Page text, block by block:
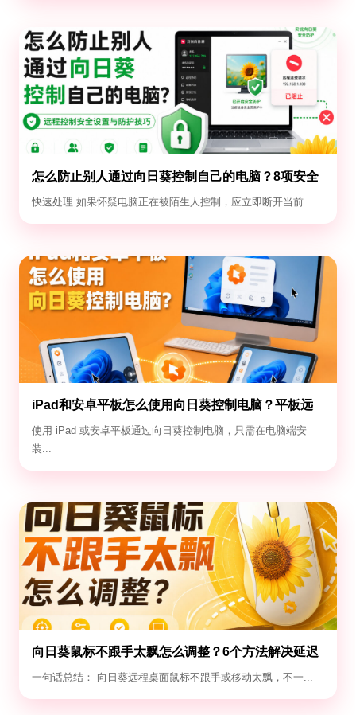
怎么防止别人通过向日葵控制自己的电脑？8项安全
设置
快速处理 如果怀疑电脑正在被陌生人控制，应立即断开当前...
iPad和安卓平板怎么使用向日葵控制电脑？平板远
控电脑教程
使用 iPad 或安卓平板通过向日葵控制电脑，只需在电脑端安
装...
向日葵鼠标不跟手太飘怎么调整？6个方法解决延迟
与漂移
一句话总结： 向日葵远程桌面鼠标不跟手或移动太飘，不一...